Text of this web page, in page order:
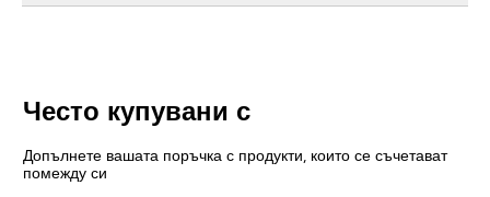
Често купувани с
Допълнете вашата поръчка с продукти, които се съчетават
помежду си